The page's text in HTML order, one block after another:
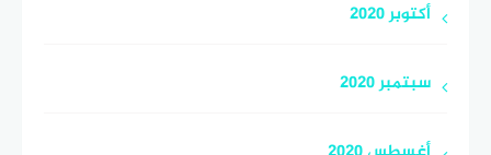
أكتوبر 2020
سبتمبر 2020